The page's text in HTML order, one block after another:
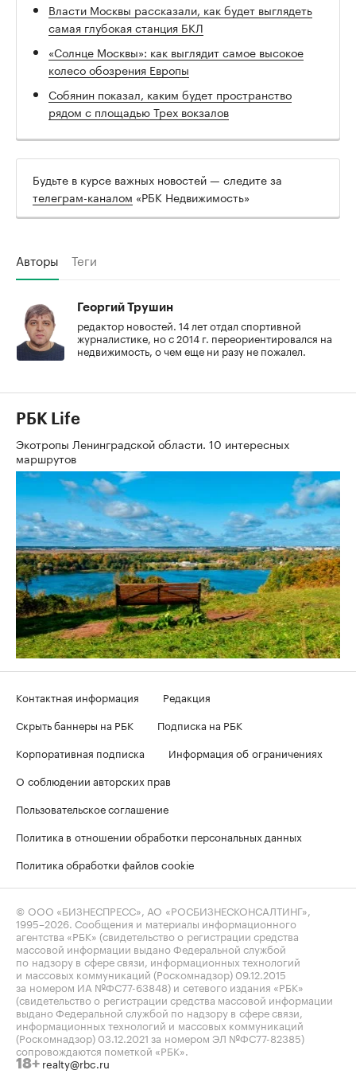
Власти Москвы рассказали, как будет выглядеть
самая глубокая станция БКЛ
«Солнце Москвы»: как выглядит самое высокое
колесо обозрения Европы
Собянин показал, каким будет пространство
рядом с площадью Трех вокзалов
Будьте в курсе важных новостей — следите за
телеграм-каналом «РБК Недвижимость»
Авторы Теги
Георгий Трушин
редактор новостей. 14 лет отдал спортивной
журналистике, но с 2014 г. переориентировался на
недвижимость, о чем еще ни разу не пожалел.
РБК Life
Экотропы Ленинградской области. 10 интересных
маршрутов
Контактная информация
Редакция
Скрыть баннеры на РБК
Подписка на РБК
Корпоративная подписка
Информация об ограничениях
О соблюдении авторских прав
Пользовательское соглашение
Политика в отношении обработки персональных данных
Политика обработки файлов cookie
© ООО «БИЗНЕСПРЕСС», АО «РОСБИЗНЕСКОНСАЛТИНГ»,
1995–2026. Сообщения и материалы информационного
агентства «РБК» (свидетельство о регистрации средства
массовой информации выдано Федеральной службой
по надзору в сфере связи, информационных технологий
и массовых коммуникаций (Роскомнадзор) 09.12.2015
за номером ИА №ФС77-63848) и сетевого издания «РБК»
(свидетельство о регистрации средства массовой информации
выдано Федеральной службой по надзору в сфере связи,
информационных технологий и массовых коммуникаций
(Роскомнадзор) 03.12.2021 за номером ЭЛ №ФС77-82385)
сопровождаются пометкой «РБК».
18+ realty@rbc.ru